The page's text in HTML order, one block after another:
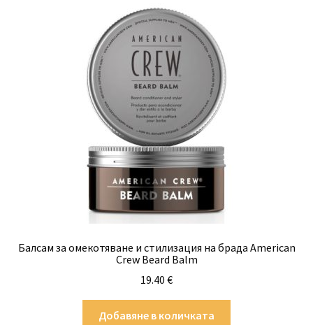
Балсам за омекотяване и стилизация на брада American
Crew Beard Balm
19.40 €
Добавяне в количката